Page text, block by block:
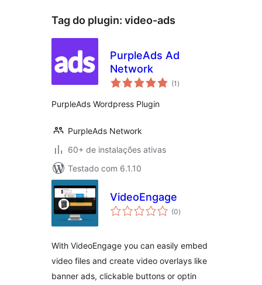
Tag do plugin: video-ads
PurpleAds Ad
Network
(1 total
de
)
PurpleAds Wordpress Plugin
PurpleAds Network
60+ de instalações ativas
Testado com 6.1.10
VideoEngage
(0total
de
)
With VideoEngage you can easily embed
video files and create video overlays like
banner ads, clickable buttons or optin